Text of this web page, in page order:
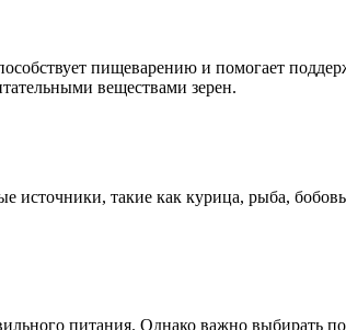
пищеварению и помогает
веществами зерен.
такие как курица, рыба,
питания. Однако важно выбирать